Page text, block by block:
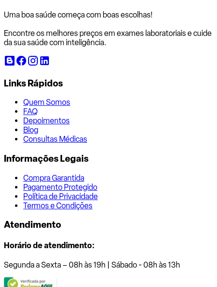
Uma boa saúde começa com boas escolhas!
Encontre os melhores preços em exames laboratoriais e cuide
da sua saúde com inteligência.
Links Rápidos
Quem Somos
FAQ
Depoimentos
Blog
Consultas Médicas
Informações Legais
Compra Garantida
Pagamento Protegido
Política de Privacidade
Termos e Condições
Atendimento
Horário de atendimento:
Segunda a Sexta – 08h às 19h | Sábado - 08h às 13h